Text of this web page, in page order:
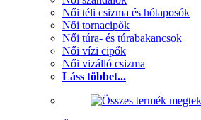
Női téli csizma és hótaposók
Női tornacipők
Női túra- és túrabakancsok
Női vízi cipők
Női vizálló csizma
Láss többet...